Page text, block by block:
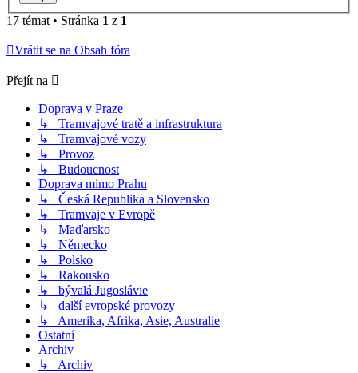
17 témat • Stránka 1 z 1
Vrátit se na Obsah fóra
Přejít na
Doprava v Praze
↳ Tramvajové tratě a infrastruktura
↳ Tramvajové vozy
↳ Provoz
↳ Budoucnost
Doprava mimo Prahu
↳ Česká Republika a Slovensko
↳ Tramvaje v Evropě
↳ Maďarsko
↳ Německo
↳ Polsko
↳ Rakousko
↳ bývalá Jugoslávie
↳ další evropské provozy
↳ Amerika, Afrika, Asie, Australie
Ostatní
Archiv
↳ Archiv